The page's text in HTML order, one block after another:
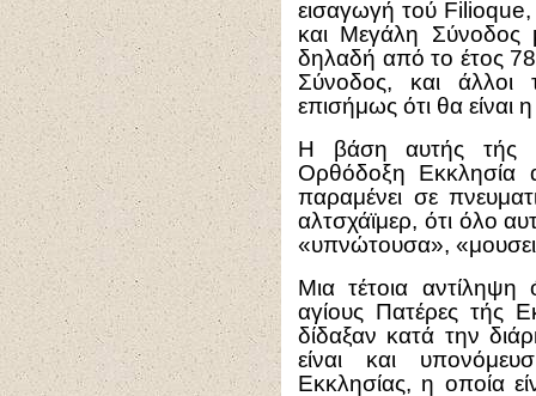
εισαγωγή τού Filioque,
και Μεγάλη
δηλαδή από το έτος
Σύνοδος, και άλλοι
επισήμως ότι θα είναι
Η βάση αυτής τής
Ορθόδοξη Εκκλησία
παραμένει σε
αλτσχάϊμερ, ότι όλο
«υπνώτουσα»,
Μια τέτοια
αγίους Πατέρες τής
δίδαξαν κατά την
είναι και
Εκκλησίας, η οποία